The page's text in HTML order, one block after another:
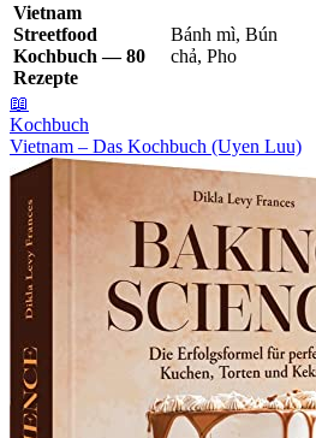
Vietnam
Streetfood
Kochbuch — 80
Rezepte
Bánh mì, Bún
chả, Pho
📖
Kochbuch
Vietnam – Das Kochbuch (Uyen Luu)